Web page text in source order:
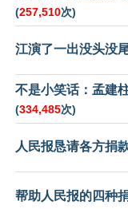
(257,510次)
江演了一出没头没
不是小笑话：孟建
(334,485次)
人民报恳请各方捐
帮助人民报的四种